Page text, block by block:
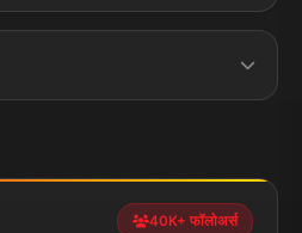
Terms &
झारखण्ड
40K+ फॉलोअर्स